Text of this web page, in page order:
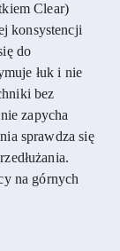
Clear)
konsystencji
do
łuk i nie
bez
zapycha
sprawdza się
na górnych